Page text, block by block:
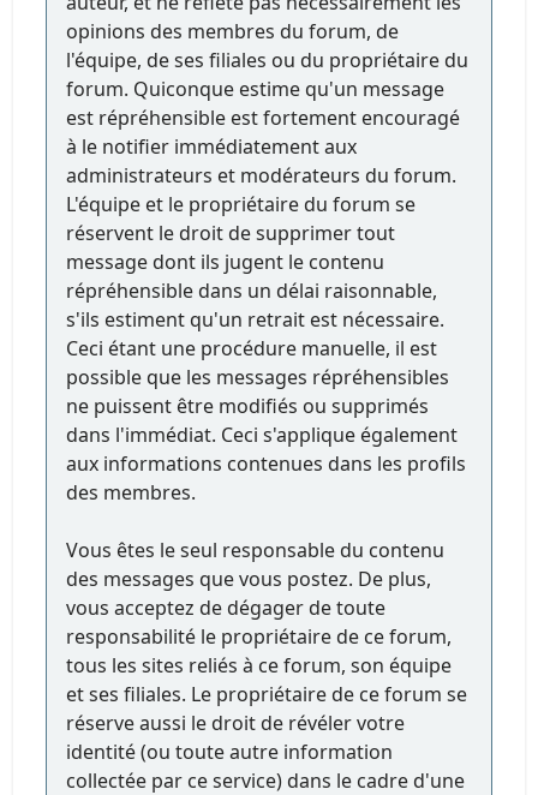
opinions des membres du forum, de
l'équipe, de ses filiales ou du propriétaire du
forum. Quiconque estime qu'un message
est répréhensible est fortement encouragé
à le notifier immédiatement aux
administrateurs et modérateurs du forum.
L'équipe et le propriétaire du forum se
réservent le droit de supprimer tout
message dont ils jugent le contenu
répréhensible dans un délai raisonnable,
s'ils estiment qu'un retrait est nécessaire.
Ceci étant une procédure manuelle, il est
possible que les messages répréhensibles
ne puissent être modifiés ou supprimés
dans l'immédiat. Ceci s'applique également
aux informations contenues dans les profils
des membres.
Vous êtes le seul responsable du contenu
des messages que vous postez. De plus,
vous acceptez de dégager de toute
responsabilité le propriétaire de ce forum,
tous les sites reliés à ce forum, son équipe
et ses filiales. Le propriétaire de ce forum se
réserve aussi le droit de révéler votre
identité (ou toute autre information
collectée par ce service) dans le cadre d'une